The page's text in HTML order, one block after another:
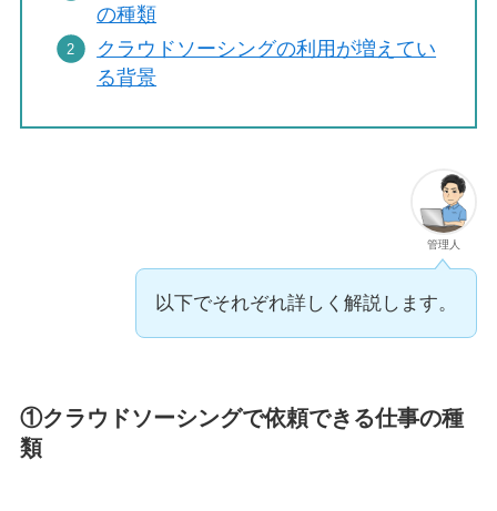
の種類
クラウドソーシングの利用が増えてい
る背景
管理人
以下でそれぞれ詳しく解説します。
①クラウドソーシングで依頼できる仕事の種
類